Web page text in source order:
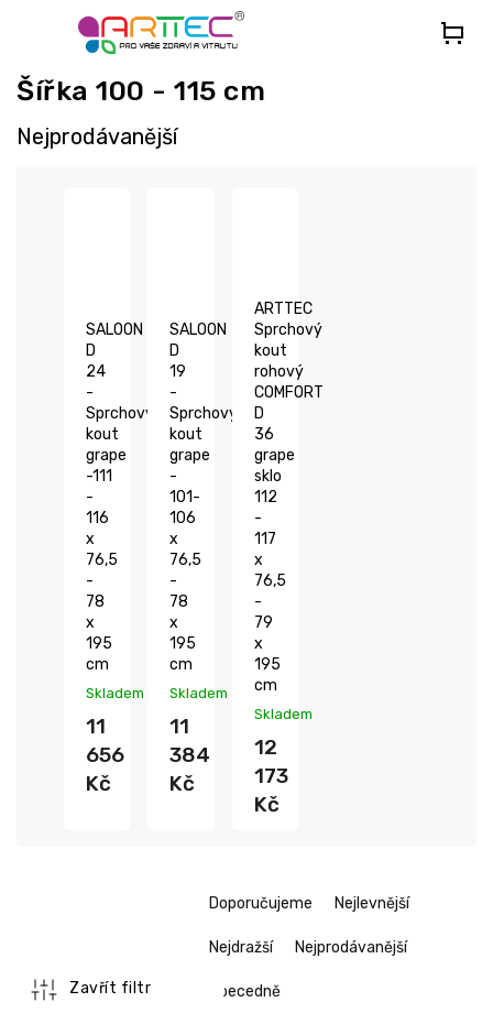
Šířka 100 - 115 cm
Nejprodávanější
SALOON
D
24
-
Sprchový
kout
grape
-111
-
116
x
76,5
-
78
x
195
cm
Skladem
11
656
Kč
SALOON
D
19
-
Sprchový
kout
grape
-
101-
106
x
76,5
-
78
x
195
cm
Skladem
11
384
Kč
ARTTEC
Sprchový
kout
rohový
COMFORT
D
36
grape
sklo
112
-
117
x
76,5
-
79
x
195
cm
Skladem
12
173
Kč
ŘDoporučujeme Nejlevnější
Nejdražší Nejprodávanější
Abecedně
Zavřít filtr